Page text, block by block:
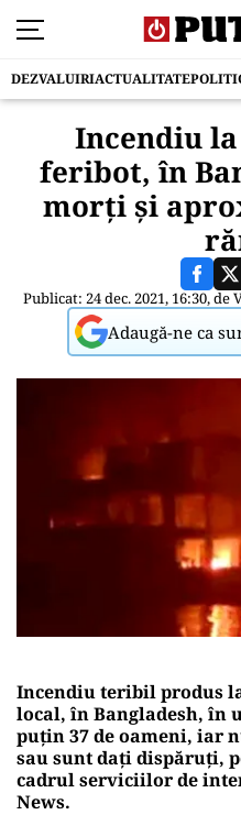
DEZVALUIRIACTUALITATE
Incendiu
feribot, în
morţi şi
Publicat: 24 dec. 2021, 16:30, de
Adaugă-ne ca
Incendiu teribil produs
local, în Bangladesh, în
puţin 37 de oameni, iar
sau sunt dați dispăruți,
cadrul serviciilor de
News.